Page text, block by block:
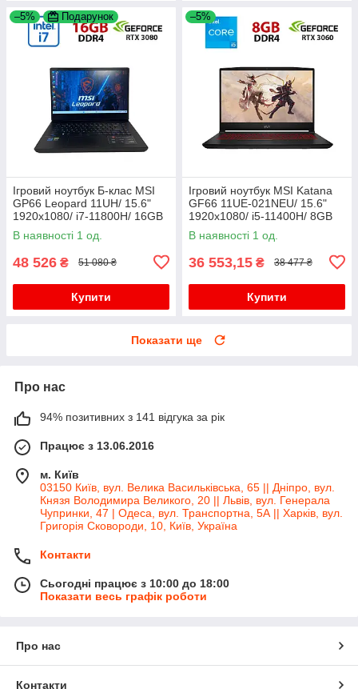
–5% Подарунок
Ігровий ноутбук Б-клас MSI
GP66 Leopard 11UH/ 15.6"
1920x1080/ i7-11800H/ 16GB
RAM/ 256GB SSD/ RTX 3080
8GB
В наявності 1 од.
48 526 ₴ 51 080 ₴
Купити
–5%
Ігровий ноутбук MSI Katana
GF66 11UE-021NEU/ 15.6"
1920x1080/ i5-11400H/ 8GB
RAM/ 240GB SSD/ RTX 3060
6GB
В наявності 1 од.
36 553,15 ₴ 38 477 ₴
Купити
Показати ще
Про нас
94% позитивних з 141 відгука за рік
Працює з 13.06.2016
м. Київ
03150 Київ, вул. Велика Васильківська, 65 || Дніпро, вул.
Князя Володимира Великого, 20 || Львів, вул. Генерала
Чупринки, 47 | Одеса, вул. Транспортна, 5А || Харків, вул.
Григорія Сковороди, 10, Київ, Україна
Контакти
Сьогодні працює з 10:00 до 18:00
Показати весь графік роботи
Про нас
Контакти